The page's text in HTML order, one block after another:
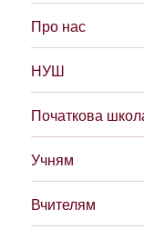
Про нас
НУШ
Початкова
Учням
Вчителям